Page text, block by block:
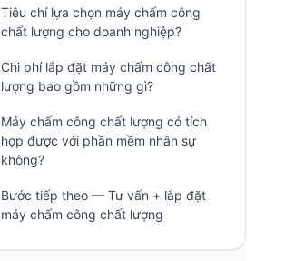
Tiêu chí lựa chọn máy chấm công
chất lượng cho doanh nghiệp?
Chi phí lắp đặt máy chấm công chất
lượng bao gồm những gì?
Máy chấm công chất lượng có tích
hợp được với phần mềm nhân sự
không?
Bước tiếp theo — Tư vấn + lắp đặt
máy chấm công chất lượng